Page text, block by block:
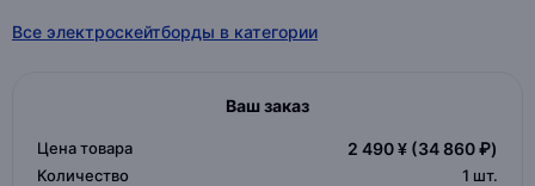
Все электроскейтборды в категории
Ваш заказ
Цена товара 2 490 ¥ (34 860 ₽)
Количество 1 шт.